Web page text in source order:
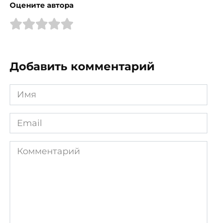
Оцените автора
Добавить комментарий
Имя
*
Email
*
Комментарий